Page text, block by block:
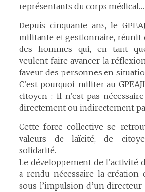
représentants du corps médical…
Depuis cinquante ans, le
militante et gestionnaire, réunit
des hommes qui, en tant
veulent faire avancer la
faveur des personnes en
C’est pourquoi militer au
citoyen : il n’est pas
directement ou indirectement
Cette force collective se
valeurs de laïcité, de
solidarité.
Le développement de l’activité
a rendu nécessaire la création
sous l’impulsion d’un directeur